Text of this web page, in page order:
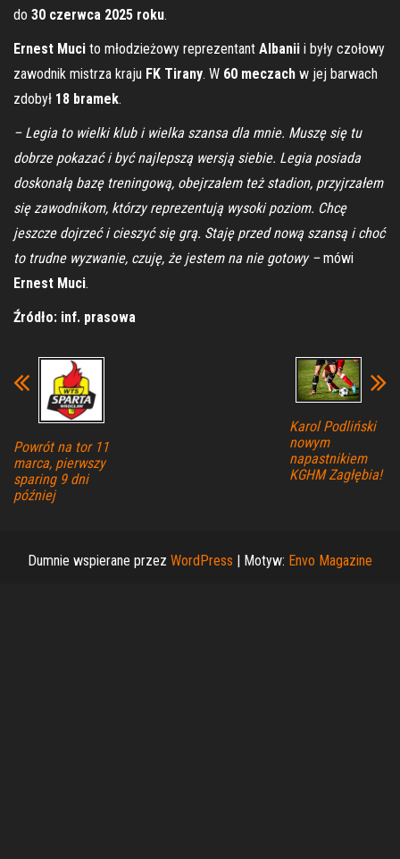
do 30 czerwca 2025 roku.
Ernest Muci to młodzieżowy reprezentant Albanii i były czołowy
zawodnik mistrza kraju FK Tirany. W 60 meczach w jej barwach
zdobył 18 bramek.
– Legia to wielki klub i wielka szansa dla mnie. Muszę się tu
dobrze pokazać i być najlepszą wersją siebie. Legia posiada
doskonałą bazę treningową, obejrzałem też stadion, przyjrzałem
się zawodnikom, którzy reprezentują wysoki poziom. Chcę
jeszcze dojrzeć i cieszyć się grą. Staję przed nową szansą i choć
to trudne wyzwanie, czuję, że jestem na nie gotowy –mówi
Ernest Muci.
Źródło: inf. prasowa
Powrót na tor 11
marca, pierwszy
sparing 9 dni
później
Karol Podliński
nowym
napastnikiem
KGHM Zagłębia!
Dumnie wspierane przez WordPress Motyw: Envo Magazine